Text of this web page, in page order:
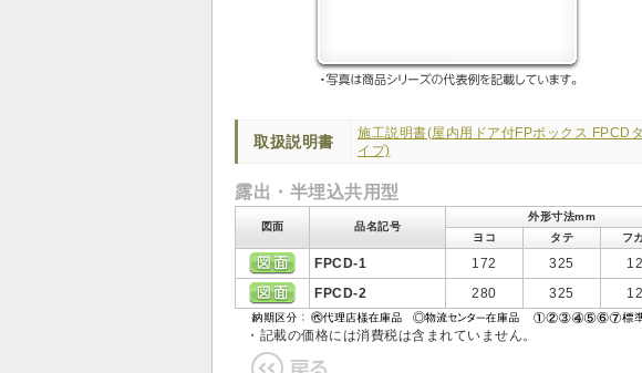
取扱説明書
施工説明書(屋内用ドア付FPボックス FPCDタ
イプ)
露出・半埋込共用型
図面 品名記号
外形寸法mm
ヨコ
タテ フ
FPCD-1 172 325
FPCD-2
280 325
・記載の価格には消費税は含まれていません。